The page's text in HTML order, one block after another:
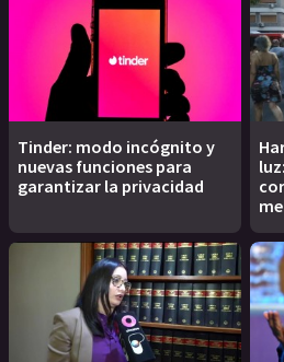
Tinder: modo incógnito y
nuevas funciones para
garantizar la privacidad